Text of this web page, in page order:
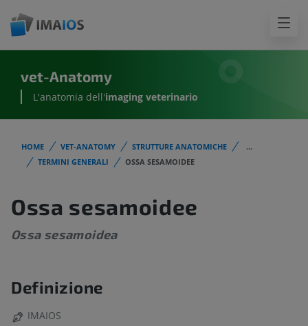
vet-Anatomy
L'anatomia dell'imaging veterinario
HOME VET-ANATOMY STRUTTURE ANATOMICHE
...
TERMINI GENERALI
OSSA SESAMOIDEE
Ossa sesamoidee
Ossa sesamoidea
Definizione
IMAIOS